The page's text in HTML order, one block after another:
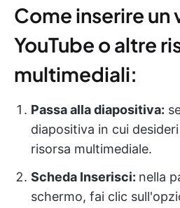
Come inserire un
YouTube o altre
multimediali:
Passa alla diapositiva:
diapositiva in cui
risorsa multimediale.
Scheda Inserisci: nella
schermo, fai clic